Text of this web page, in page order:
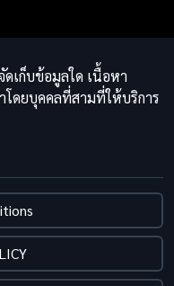
เก็บข้อมูลใด เนื้อหา
ดยบุคคลที่สามที่ให้บริการ